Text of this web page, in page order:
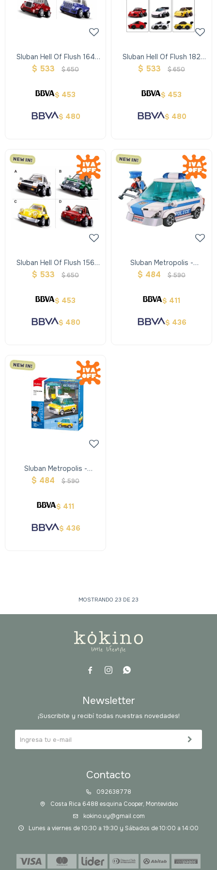
Sluban Hell Of Flush 164
Pcs
$ 533 $650
$ 453
$ 480
Sluban Hell Of Flush 182
Pcs
$ 533 $650
$ 453
$ 480
Sluban Hell Of Flush 156
Pcs
$ 533 $650
$ 453
$ 480
Sluban Metropolis -
Vehiculos De Policía
$ 484 $ 590
$ 411
$ 436
Sluban Metropolis -
Vehiculos De La Ciudad
$ 484 $ 590
$ 411
$ 436
MOSTRANDO 23 DE 23
  
Contacto
092638778
Costa Rica 6488 esquina Cooper, Montevideo
kokino.uy@gmail.com
Lunes a viernes de 10:30 a 19:30 y Sábados de 10:00 a 14:00
Newsletter
¡Suscribite y recibí todas nuestras novedades!